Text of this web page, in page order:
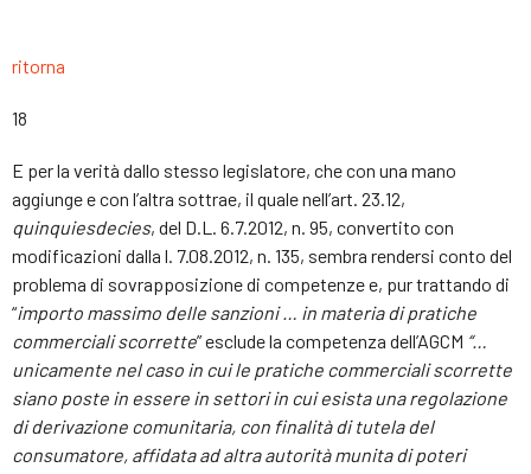
ritorna
18
E per la verità dallo stesso legislatore, che con una mano
aggiunge e con l’altra sottrae, il quale nell’art. 23.12,
quinquiesdecies, del D.L. 6.7.2012, n. 95, convertito con
modificazioni dalla l. 7.08.2012, n. 135, sembra rendersi conto del
problema di sovrapposizione di competenze e, pur trattando di
“importo massimo delle sanzioni … in materia di pratiche
commerciali scorrette” esclude la competenza dell’AGCM “…
unicamente nel caso in cui le pratiche commerciali scorrette
siano poste in essere in settori in cui esista una regolazione
di derivazione comunitaria, con finalità di tutela del
consumatore, affidata ad altra autorità munita di poteri